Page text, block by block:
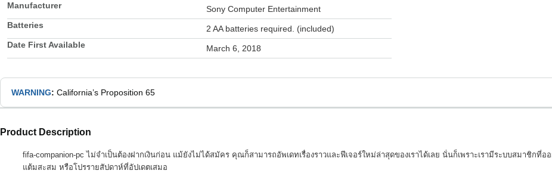
Manufacturer
Sony Computer Entertainment
Batteries
2 AA batteries required. (included)
Date First Available
March 6, 2018
WARNING: California’s Proposition 65
Product Description
fifa-companion-pc ไม่จำเป็นต้องฝากเงินก่อน แม้ยังไม่ได้สมัคร คุณก็สามารถอัพเดทเรื่องราวและฟีเจอร์ใหม่ล่าสุดของเราได้เลย นั่นก็เพราะเรามีระบบสมาชิก
แต้มสะสม หรือโปรรายสัปดาห์ที่อัปเดตเสมอ